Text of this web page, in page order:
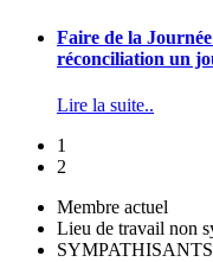
Faire de la
réconciliation un
Lire la suite..
1
2
Membre actuel
Lieu de travail non